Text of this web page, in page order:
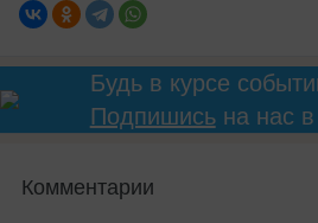
Будь в курсе
Подпишисьна нас в
Комментарии